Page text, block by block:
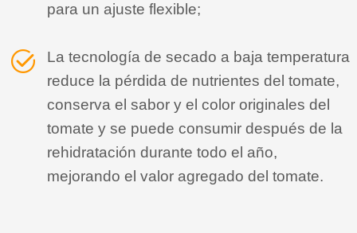
para un ajuste flexible;
La tecnología de secado a baja temperatura
reduce la pérdida de nutrientes del tomate,
conserva el sabor y el color originales del
tomate y se puede consumir después de la
rehidratación durante todo el año,
mejorando el valor agregado del tomate.